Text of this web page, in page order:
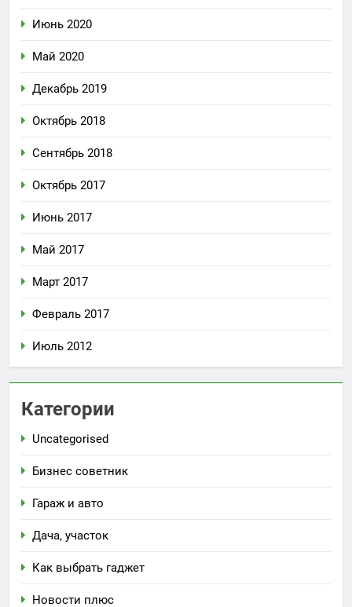
Июнь 2020
Май 2020
Декабрь 2019
Октябрь 2018
Сентябрь 2018
Октябрь 2017
Июнь 2017
Май 2017
Март 2017
Февраль 2017
Июль 2012
Категории
Uncategorised
Бизнес советник
Гараж и авто
Дача, участок
Как выбрать гаджет
Новости плюс